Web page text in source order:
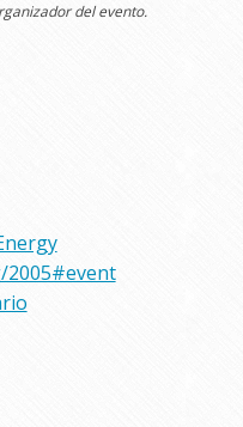
del evento.
2005#event